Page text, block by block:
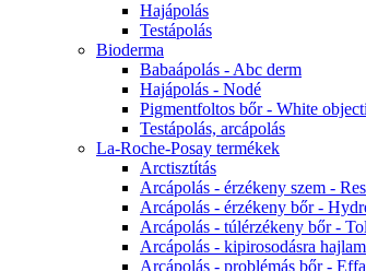
Hajápolás
Testápolás
Bioderma
Babaápolás - Abc derm
Hajápolás - Nodé
Pigmentfoltos bőr - White
Testápolás, arcápolás
La-Roche-Posay termékek
Arctisztítás
Arcápolás - érzékeny szem -
Arcápolás - érzékeny bőr -
Arcápolás - túlérzékeny bőr -
Arcápolás - kipirosodásra
Arcápolás - problémás bőr -